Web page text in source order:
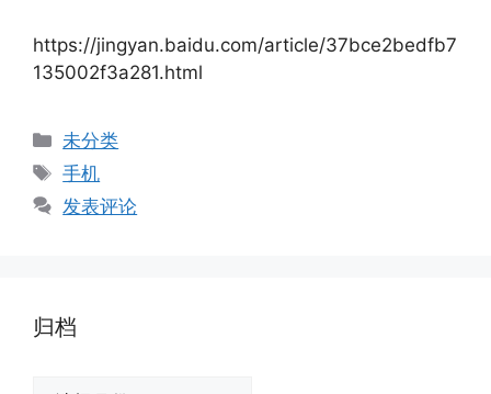
https://jingyan.baidu.com/article/37bce2bedfb7
135002f3a281.html
分
类
未分类
标
签
手机
发表评论
归档